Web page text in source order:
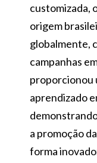
customizada,
origem
globalmente,
campanhas
proporcionou
aprendizado
a promoção
forma